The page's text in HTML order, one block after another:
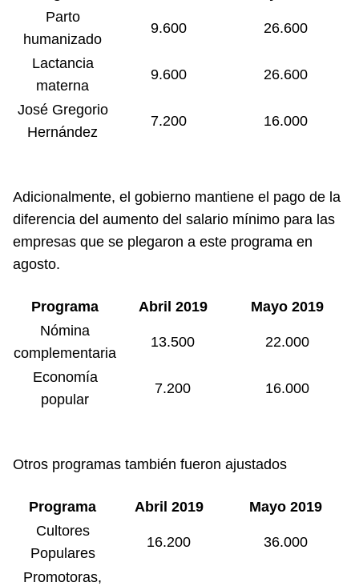
Parto
humanizado
9.600 26.600
Lactancia
materna
9.600 26.600
José Gregorio
Hernández
7.200 16.000
Adicionalmente, el gobierno mantiene el pago de la
diferencia del aumento del salario mínimo para las
empresas que se plegaron a este programa en
agosto.
Programa Abril 2019
Mayo 2019
Nómina
complementaria
13.500 22.000
Economía
popular
7.200 16.000
Otros programas también fueron ajustados
Programa Abril 2019
Mayo 2019
Cultores
Populares
16.200 36.000
Promotoras,